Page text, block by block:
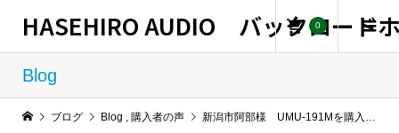
HASEHIRO AUDIO バックロード
0
Blog
ブログ Blog , 購入者の声 新潟市阿部様 UMU-191Mを購入されて。